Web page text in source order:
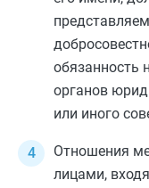
обязанность
органов
или иного
Отношения
лицами,